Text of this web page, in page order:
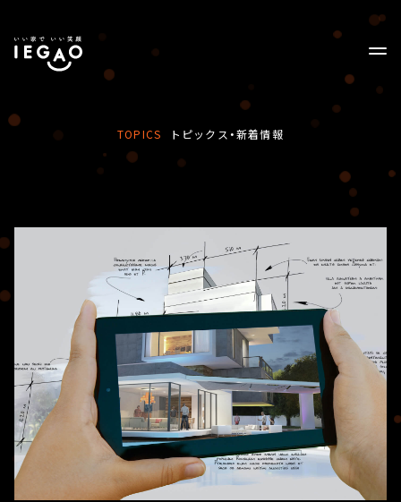
TOPICS トピックス・新着情報